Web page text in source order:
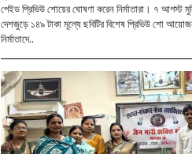
পেইড প্রিভিউ শোয়ের ঘোষণা করেন নির্মাতারা। ৭ আগস্ট
দেশজুড়ে ১৪৯ টাকা মূল্যে ছবিটির বিশেষ প্রিভিউ শো
নির্মাতাদে..